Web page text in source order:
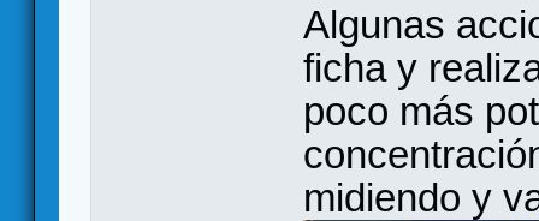
Algunas
ficha y
poco más
midiendo y